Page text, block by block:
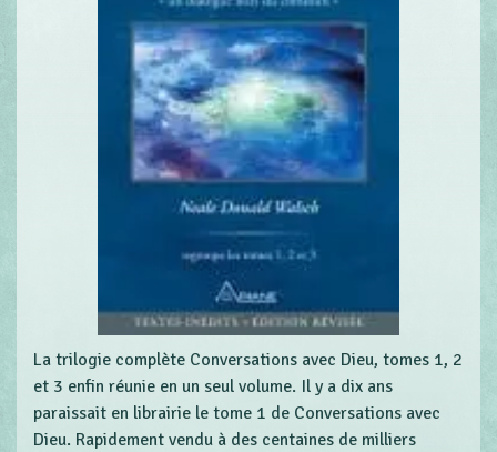
La trilogie complète Conversations avec Dieu, tomes 1, 2
et 3 enfin réunie en un seul volume. Il y a dix ans
paraissait en librairie le tome 1 de Conversations avec
Dieu. Rapidement vendu à des centaines de milliers